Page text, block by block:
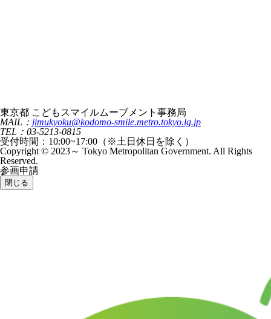
東京都 こどもスマイルムーブメント事務局
MAIL： jimukyoku@kodomo-smile.metro.tokyo.lg.jp
TEL：03-5213-0815
受付時間：10:00~17:00（※土日休日を除く）
Copyright © 2023～ Tokyo Metropolitan Government. All Rights
Reserved.
参画申請
閉じる